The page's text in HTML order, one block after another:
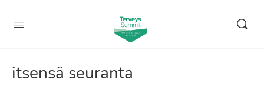
itsensä seuranta